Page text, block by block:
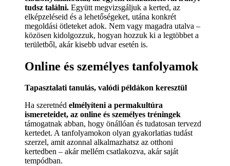
tudsz találni. Együtt megvizsgáljuk a kerted, az
elképzeléseid és a lehetőségeket, utána konkrét
megoldási ötleteket adok. Nem vagy magadra utalva –
közösen kidolgozzuk, hogyan hozzuk ki a legtöbbet a
területből, akár kisebb udvar esetén is.
Online és személyes tanfolyamok
Tapasztalati tanulás, valódi példákon keresztül
Ha szeretnéd elmélyíteni a permakultúra
ismereteidet, az online és személyes tréningek
támogatnak abban, hogy önállóan és tudatosan tervezd
kertedet. A tanfolyamokon olyan gyakorlatias tudást
szerzel, amit azonnal alkalmazhatsz az otthoni
kertedben – akár mellém csatlakozva, akár saját
tempódban.